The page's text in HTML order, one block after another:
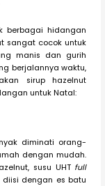
berbagai hidangan
sangat cocok untuk
manis dan gurih
berjalannya waktu,
sirup hazelnut
untuk Natal:
diminati orang-
dengan mudah.
susu UHT full
dengan es batu